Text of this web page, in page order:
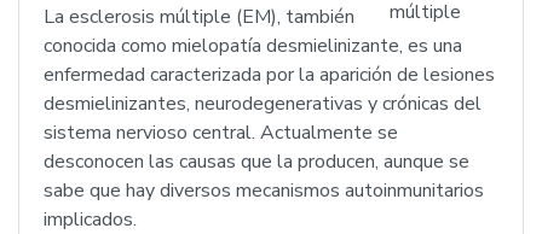
La esclerosis múltiple (EM), también
conocida como mielopatía desmielinizante, es una
enfermedad caracterizada por la aparición de lesiones
desmielinizantes, neurodegenerativas y crónicas del
sistema nervioso central. Actualmente se
desconocen las causas que la producen, aunque se
sabe que hay diversos mecanismos autoinmunitarios
implicados.